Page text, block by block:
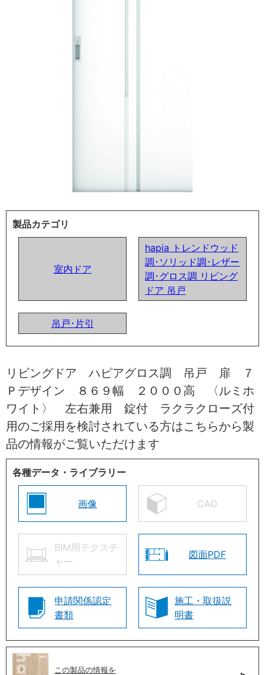
製品カテゴリ
室内ドア
hapia トレンドウッド
調･ソリッド調･レザー
調･グロス調 リビング
ドア 吊戸
吊戸･片引
リビングドア ハピアグロス調 吊戸 扉 ７
Ｐデザイン ８６９幅 ２０００高 〈ルミホ
ワイト〉 左右兼用 錠付 ラクラクローズ付
用のご採用を検討されている方はこちらから製
品の情報がご覧いただけます
各種データ・ライブラリー
画像 CAD
BIM用テクスチ
ャー
図面PDF
申請関係認定
書類
施工・取扱説
明書
この製品の情報を